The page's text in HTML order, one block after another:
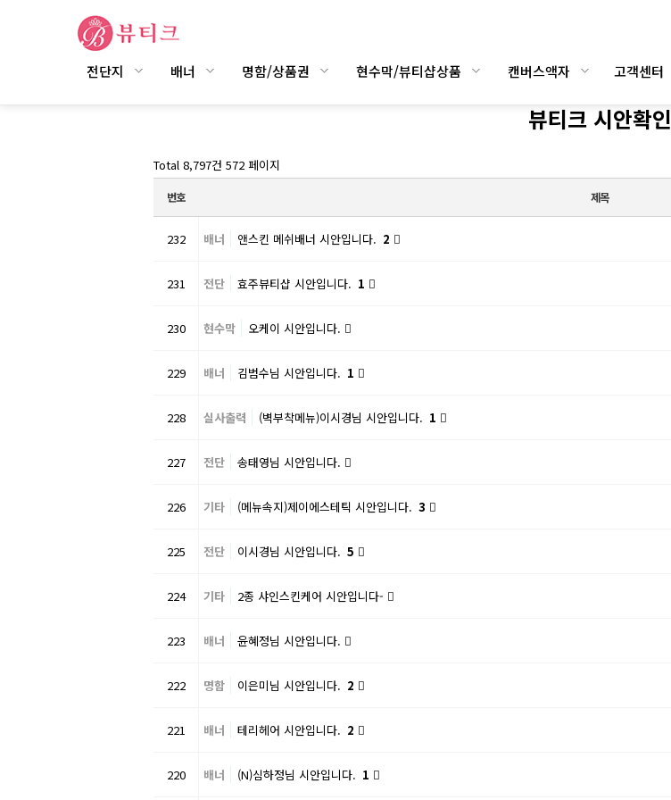
전단지 배너 명함/상품권 현수막/뷰티샵상품 캔버스액자 고객센터
뷰티크 시안확인
Total 8,797건 572 페이지
번호 제목
232 배너 앤스킨 메쉬배너 시안입니다. 2
231 전단 효주뷰티샵 시안입니다. 1
230 현수막 오케이 시안입니다.
229 배너 김범수님 시안입니다. 1
228 실사출력 (벽부착메뉴)이시경님 시안입니다. 1
227 전단 송태영님 시안입니다.
226 기타 (메뉴속지)제이에스테틱 시안입니다. 3
225 전단 이시경님 시안입니다. 5
224 기타 2종 샤인스킨케어 시안입니다-
223 배너 윤혜정님 시안입니다.
222 명함 이은미님 시안입니다. 2
221 배너 테리헤어 시안입니다. 2
220 배너 (N)심하정님 시안입니다. 1